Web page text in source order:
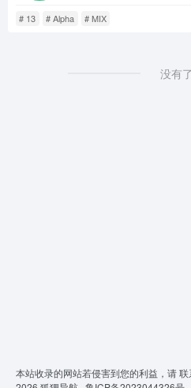
# 13 # Alpha # MIX
没有了
本站收录的网站若侵害到您的利益，请联